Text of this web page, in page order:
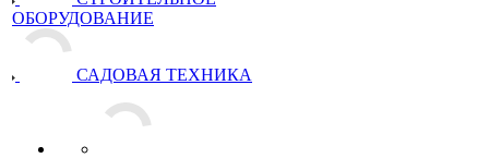
ОБОРУДОВАНИЕ
САДОВАЯ ТЕХНИКА